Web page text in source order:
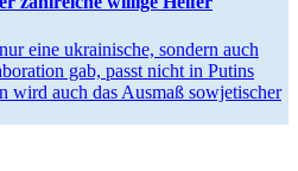
eine ukrai­nische, sondern auch
gab, passt nicht in Putins
wird auch das Ausmaß sowje­ti­scher